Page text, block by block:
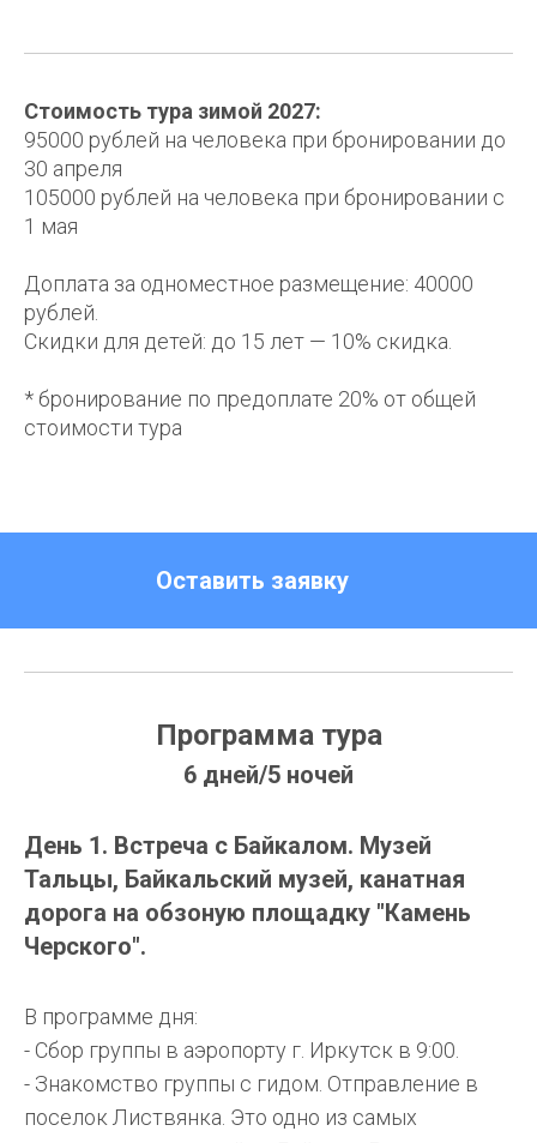
Стоимость тура зимой 2027:
95000 рублей на человека при бронировании до
30 апреля
105000 рублей на человека при бронировании с
1 мая
Доплата за одноместное размещение: 40000
рублей.
Скидки для детей: до 15 лет — 10% скидка.
* бронирование по предоплате 20% от общей
стоимости тура
Оставить заявку
Программа тура
6 дней/5 ночей
День 1. Встреча с Байкалом. Музей
Тальцы, Байкальский музей, канатная
дорога на обзоную площадку "Камень
Черского".
В программе дня:
- Сбор группы в аэропорту г. Иркутск в 9:00.
- Знакомство группы с гидом. Отправление в
поселок Листвянка. Это одно из самых